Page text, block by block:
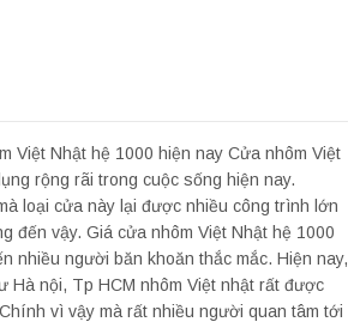
Việt Nhật hệ 1000 hiện nay Cửa nhôm Việt
rộng rãi trong cuộc sống hiện nay.
loại cửa này lại được nhiều công trình lớn
đến vậy. Giá cửa nhôm Việt Nhật hệ 1000
nhiều người băn khoăn thắc mắc. Hiện nay,
Hà nội, Tp HCM nhôm Việt nhật rất được
vì vậy mà rất nhiều người quan tâm tới